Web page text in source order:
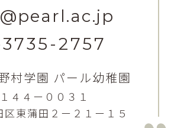
2757
村学園 パール幼稚園
４４ー００３１
区東蒲田２ー２１ー１５